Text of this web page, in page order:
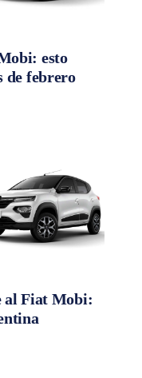
esto
de febrero
al Fiat Mobi: